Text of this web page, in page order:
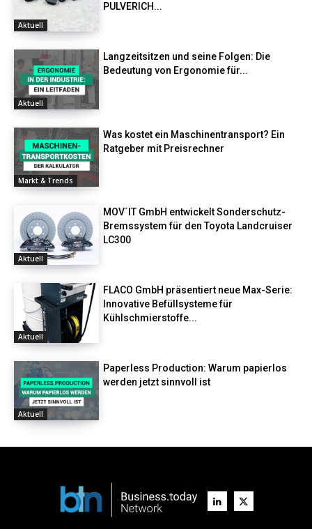
Aktuell
PULVERICH...
Aktuell
Langzeitsitzen und seine Folgen: Die
Bedeutung von Ergonomie für...
Markt & Trends
Was kostet ein Maschinentransport? Ein
Ratgeber mit Preisrechner
Aktuell
MOV´IT GmbH entwickelt Sonderschutz-
Bremssystem für den Toyota Landcruiser
LC300
Aktuell
FLACO GmbH präsentiert neue Max-Serie:
Innovative Befüllsysteme für
Kühlschmierstoffe...
Aktuell
Paperless Production: Warum papierlos
werden jetzt sinnvoll ist